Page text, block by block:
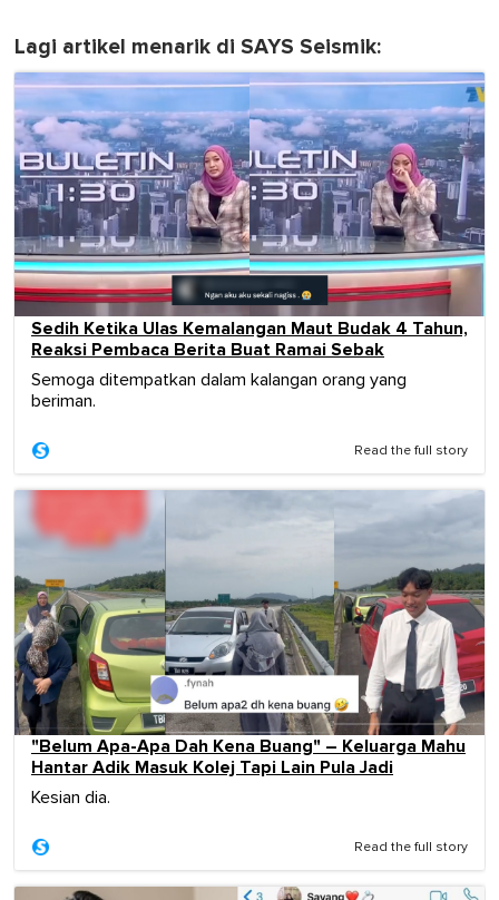
Lagi artikel menarik di SAYS Seismik:
Sedih Ketika Ulas Kemalangan Maut Budak 4 Tahun,
Reaksi Pembaca Berita Buat Ramai Sebak
Semoga ditempatkan dalam kalangan orang yang
beriman.
Read the full story
"Belum Apa-Apa Dah Kena Buang" – Keluarga Mahu
Hantar Adik Masuk Kolej Tapi Lain Pula Jadi
Kesian dia.
Read the full story